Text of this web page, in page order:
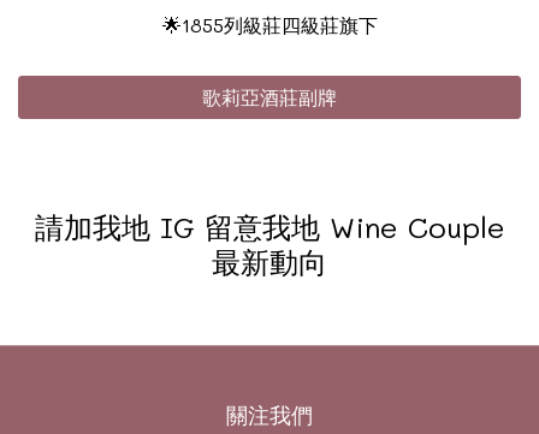
🌟1855列級莊四級莊旗下
歌莉亞酒莊副牌
請加我地 IG 留意我地 Wine Couple
最新動向
關注我們